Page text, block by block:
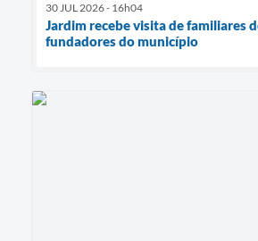
30 JUL 2026 - 16h04
Jardim recebe visita de familiares
fundadores do município